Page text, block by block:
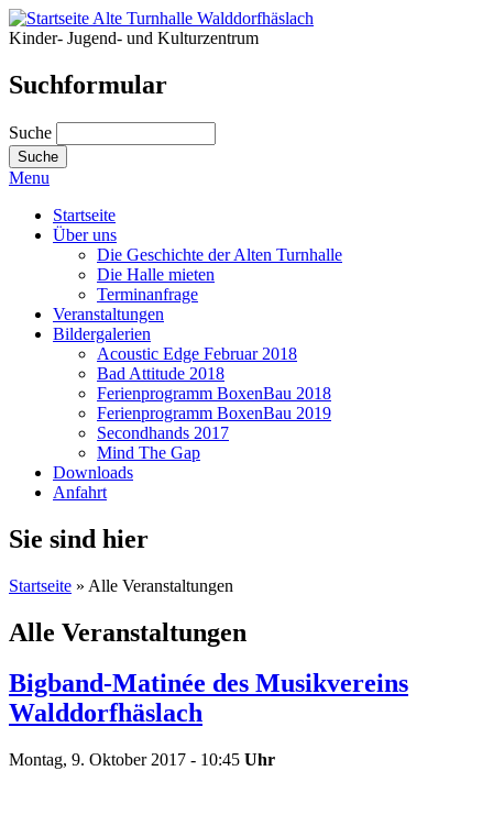
Kinder- Jugend- und Kulturzentrum
Suchformular
Suche
Menu
Startseite
Über uns
Die Geschichte der Alten Turnhalle
Die Halle mieten
Terminanfrage
Veranstaltungen
Bildergalerien
Acoustic Edge Februar 2018
Bad Attitude 2018
Ferienprogramm BoxenBau 2018
Ferienprogramm BoxenBau 2019
Secondhands 2017
Mind The Gap
Downloads
Anfahrt
Sie sind hier
Startseite » Alle Veranstaltungen
Alle Veranstaltungen
Bigband-Matinée des Musikvereins
Walddorfhäslach
Montag, 9. Oktober 2017 - 10:45 Uhr